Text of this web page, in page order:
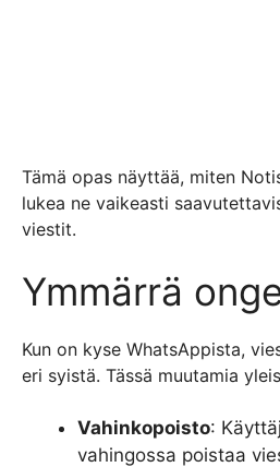
Tämä opas näyttää, miten
lukea ne vaikeasti
viestit.
Ymmärrä
Kun on kyse WhatsAppista,
eri syistä. Tässä muutamia
Vahinkopoisto:
vahingossa poistaa